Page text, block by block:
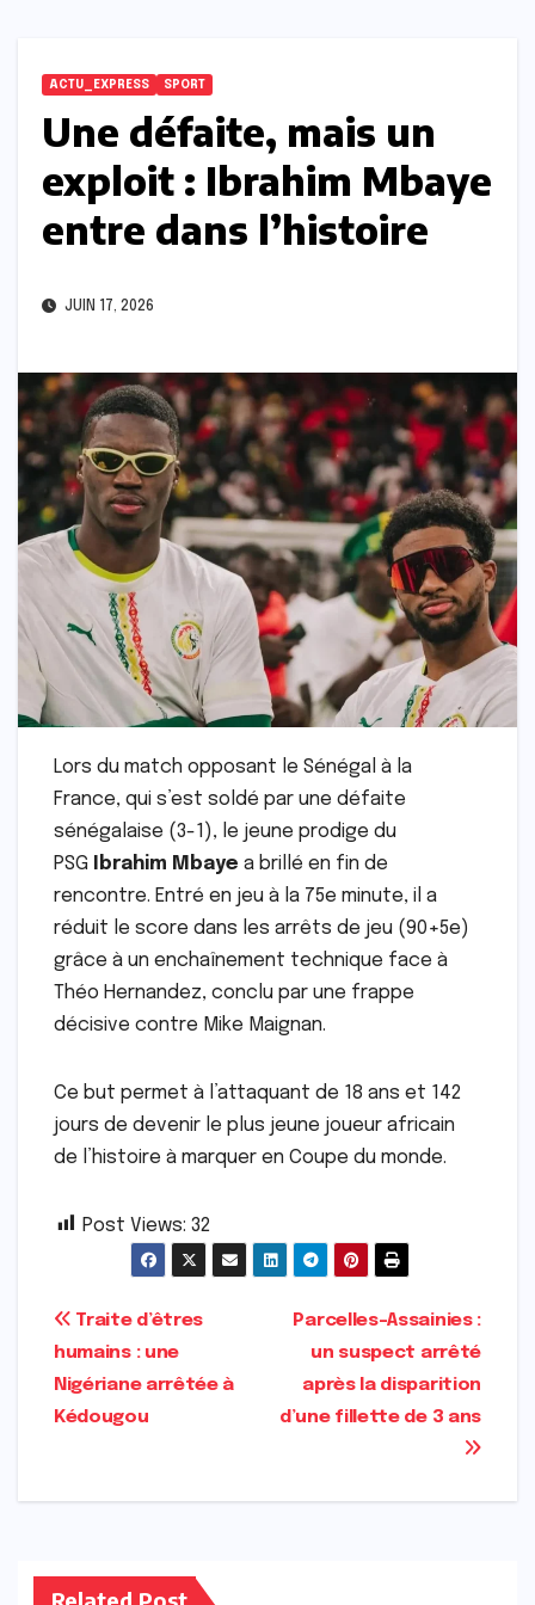
ACTU_EXPRESS SPORT
Une défaite, mais un
exploit : Ibrahim Mbaye
entre dans l’histoire
JUIN 17, 2026
Lors du match opposant le Sénégal à la
France, qui s’est soldé par une défaite
sénégalaise (3-1), le jeune prodige du
PSG
Ibrahim Mbaye a brillé en fin de
rencontre. Entré en jeu à la 75e minute, il a
réduit le score dans les arrêts de jeu (90+5e)
grâce à un enchaînement technique face à
Théo Hernandez, conclu par une frappe
décisive contre Mike Maignan.
Ce but permet à l’attaquant de 18 ans et 142
jours de devenir le plus jeune joueur africain
de l’histoire à marquer en Coupe du monde.
Post Views: 32
Navigation
de
l’article
Parcelles-Assainies :
un suspect arrêté
après la disparition
d’une fillette de 3 ans
Traite d’êtres
humains : une
Nigériane arrêtée à
Kédougou